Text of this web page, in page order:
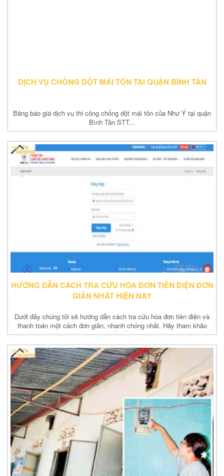
DỊCH VỤ CHỐNG DỘT MÁI TÔN TẠI QUẬN BÌNH TÂN
Bảng báo giá dịch vụ thi công chống dột mái tôn của Như Ý tại quận
Bình Tân STT...
HƯỚNG DẪN CÁCH TRA CỨU HÓA ĐƠN TIỀN ĐIỆN ĐƠN
GIẢN NHẤT HIỆN NAY
Dưới đây chúng tôi sẽ hướng dẫn cách tra cứu hóa đơn tiền điện và
thanh toán một cách đơn giản, nhanh chóng nhất. Hãy tham khảo
ngay để biết.